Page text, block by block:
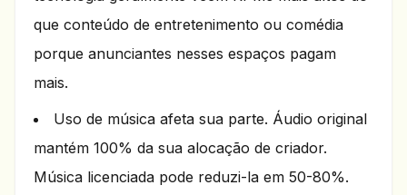
que conteúdo de entretenimento ou comédia
porque anunciantes nesses espaços pagam
mais.
Uso de música afeta sua parte. Áudio original
mantém 100% da sua alocação de criador.
Música licenciada pode reduzi-la em 50-80%.